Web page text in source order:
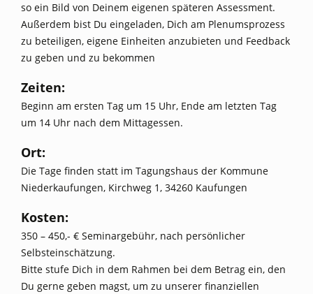
so ein Bild von Deinem eigenen späteren Assessment.
Außerdem bist Du eingeladen, Dich am Plenumsprozess
zu beteiligen, eigene Einheiten anzubieten und Feedback
zu geben und zu bekommen
Zeiten:
Beginn am ersten Tag um 15 Uhr, Ende am letzten Tag
um 14 Uhr nach dem Mittagessen.
Ort:
Die Tage finden statt im Tagungshaus der Kommune
Niederkaufungen, Kirchweg 1, 34260 Kaufungen
Kosten:
350 – 450,- € Seminargebühr, nach persönlicher
Selbsteinschätzung.
Bitte stufe Dich in dem Rahmen bei dem Betrag ein, den
Du gerne geben magst, um zu unserer finanziellen